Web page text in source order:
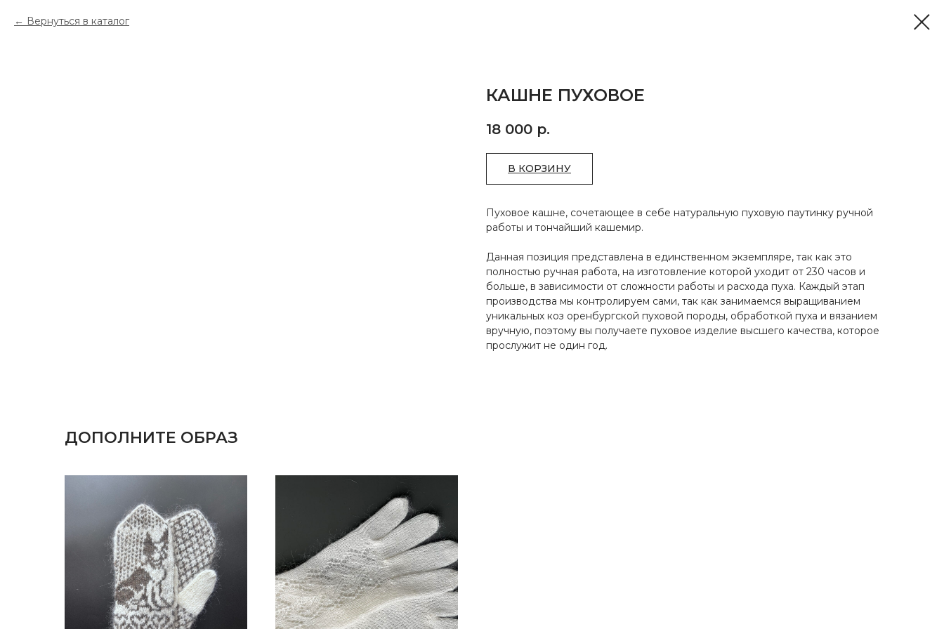
Вернуться в каталог
КАШНЕ ПУХОВОЕ
18 000 р.
В КОРЗИНУ
Пуховое кашне, сочетающее в себе натуральную пуховую паутинку ручной
работы и тончайший кашемир.
Данная позиция представлена в единственном экземпляре, так как это
полностью ручная работа, на изготовление которой уходит от 230 часов и
больше, в зависимости от сложности работы и расхода пуха. Каждый этап
производства мы контролируем сами, так как занимаемся выращиванием
уникальных коз оренбургской пуховой породы, обработкой пуха и вязанием
вручную, поэтому вы получаете пуховое изделие высшего качества, которое
прослужит не один год.
ДОПОЛНИТЕ ОБРАЗ